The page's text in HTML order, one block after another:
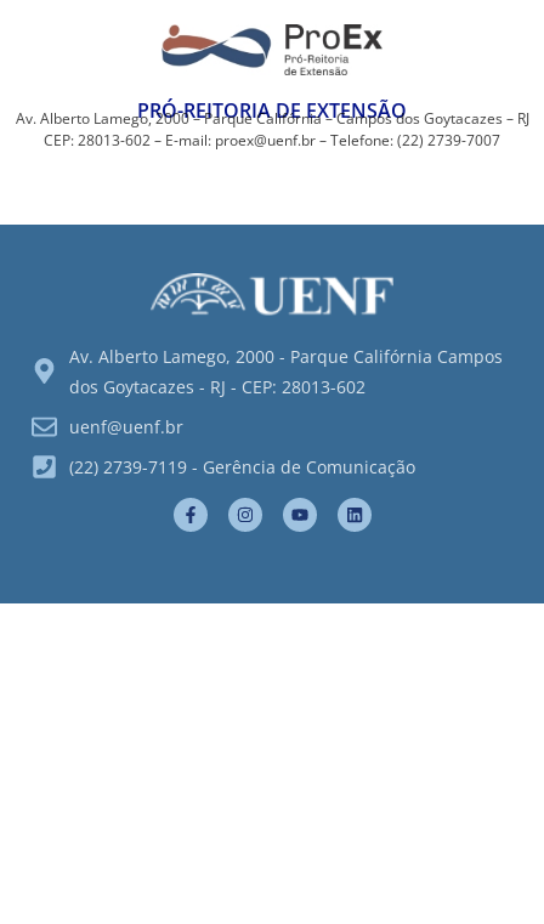
PRÓ-REITORIA DE EXTENSÃO
Av. Alberto Lamego, 2000 – Parque Califórnia – Campos dos Goytacazes – RJ
CEP: 28013-602 – E-mail: proex@uenf.br – Telefone: (22) 2739-7007
Av. Alberto Lamego, 2000 - Parque Califórnia Campos
dos Goytacazes - RJ - CEP: 28013-602
uenf@uenf.br
(22) 2739-7119 - Gerência de Comunicação